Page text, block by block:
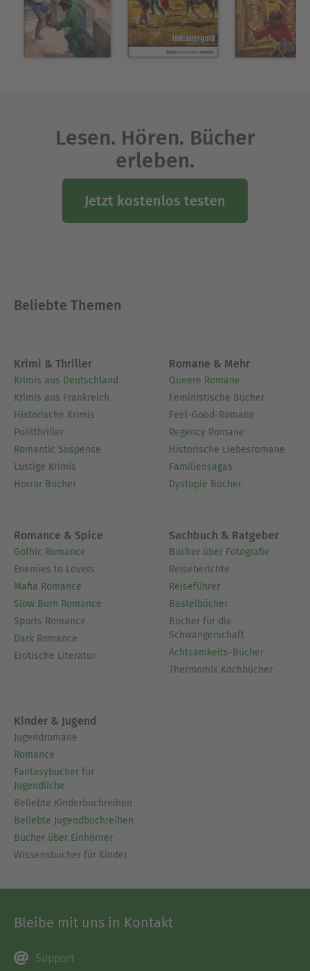
Lesen. Hören. Bücher
erleben.
Jetzt kostenlos testen
Beliebte Themen
Krimi & Thriller
Krimis aus Deutschland
Krimis aus Frankreich
Historische Krimis
Politthriller
Romantic Suspense
Lustige Krimis
Horror Bücher
Romane & Mehr
Queere Romane
Feministische Bücher
Feel-Good-Romane
Regency Romane
Historische Liebesromane
Familiensagas
Dystopie Bücher
Romance & Spice
Gothic Romance
Enemies to Lovers
Mafia Romance
Slow Burn Romance
Sports Romance
Dark Romance
Erotische Literatur
Sachbuch & Ratgeber
Bücher über Fotografie
Reiseberichte
Reiseführer
Bastelbücher
Bücher für die
Schwangerschaft
Achtsamkeits-Bücher
Thermomix Kochbücher
Kinder & Jugend
Jugendromane
Romance
Fantasybücher für
Jugendliche
Beliebte Kinderbuchreihen
Beliebte Jugendbuchreihen
Bücher über Einhörner
Wissensbücher für Kinder
Bleibe mit uns in Kontakt
Support